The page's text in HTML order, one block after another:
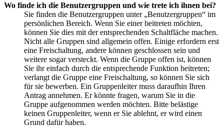
Wo finde ich die Benutzergruppen und wie trete ich ihnen bei?
Sie finden die Benutzergruppen unter „Benutzergruppen“ im
persönlichen Bereich. Wenn Sie einer beitreten möchten,
können Sie dies mit der entsprechenden Schaltfläche machen.
Nicht alle Gruppen sind allgemein offen. Einige erfordern erst
eine Freischaltung, andere können geschlossen sein und
weitere sogar versteckt. Wenn die Gruppe offen ist, können
Sie ihr einfach durch die entsprechende Funktion beitreten;
verlangt die Gruppe eine Freischaltung, so können Sie sich
für sie bewerben. Ein Gruppenleiter muss daraufhin Ihren
Antrag annehmen. Er könnte fragen, warum Sie in die
Gruppe aufgenommen werden möchten. Bitte belästige
keinen Gruppenleiter, wenn er Sie ablehnt, er wird einen
Grund dafür haben.